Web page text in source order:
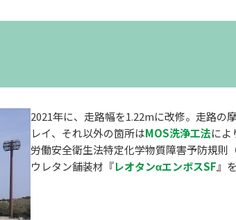
2021年に、走路幅を1.22mに改修。走路の
レイ、それ以外の箇所はMOS洗浄工法によ
労働安全衛生法特定化学物質障害予防規則
ウレタン舗装材『レオタンαエンボスSF』